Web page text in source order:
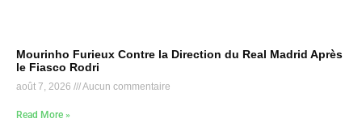
Mourinho Furieux Contre la Direction du Real Madrid Après
le Fiasco Rodri
août 7, 2026 Aucun commentaire
Read More »